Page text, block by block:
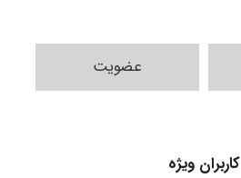
عضویت
کاربران ویژه